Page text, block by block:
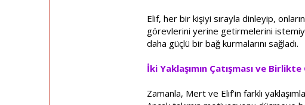
Elif, her bir kişiyi sırayla dinleyip,
görevlerini yerine getirmelerini
daha güçlü bir bağ kurmalarını sağladı.
İki Yaklaşımın Çatışması ve Birlikte
Zamanla, Mert ve Elif’in farklı